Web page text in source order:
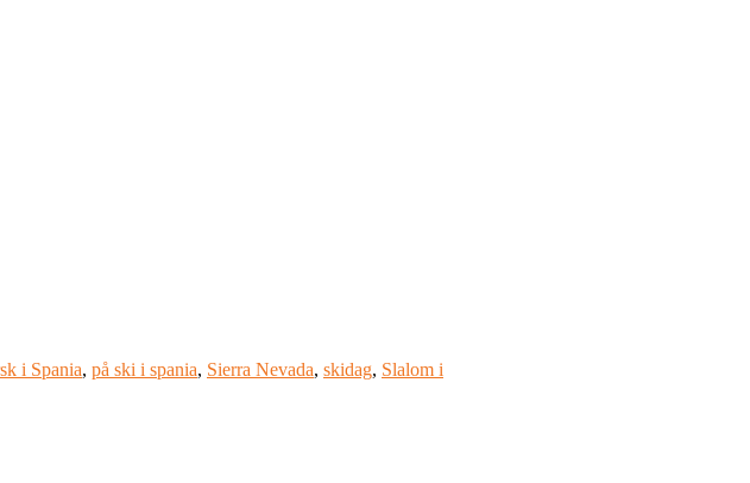
i Spania, på ski i spania, Sierra Nevada, skidag, Slalom i